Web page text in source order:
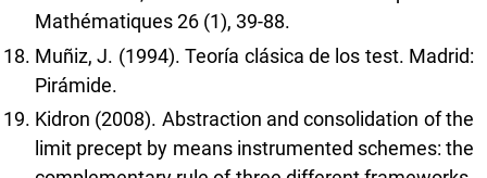
Mathématiques 26 (1), 39-88.
Muñiz, J. (1994). Teoría clásica de los test. Madrid:
Pirámide.
Kidron (2008). Abstraction and consolidation of the
limit precept by means instrumented schemes: the